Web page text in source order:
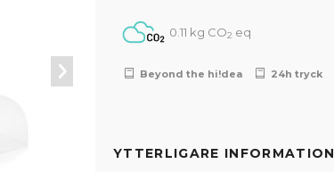
0.11 kg CO2 eq
Beyond the hi!dea 24h tryck
YTTERLIGARE INFORMATION